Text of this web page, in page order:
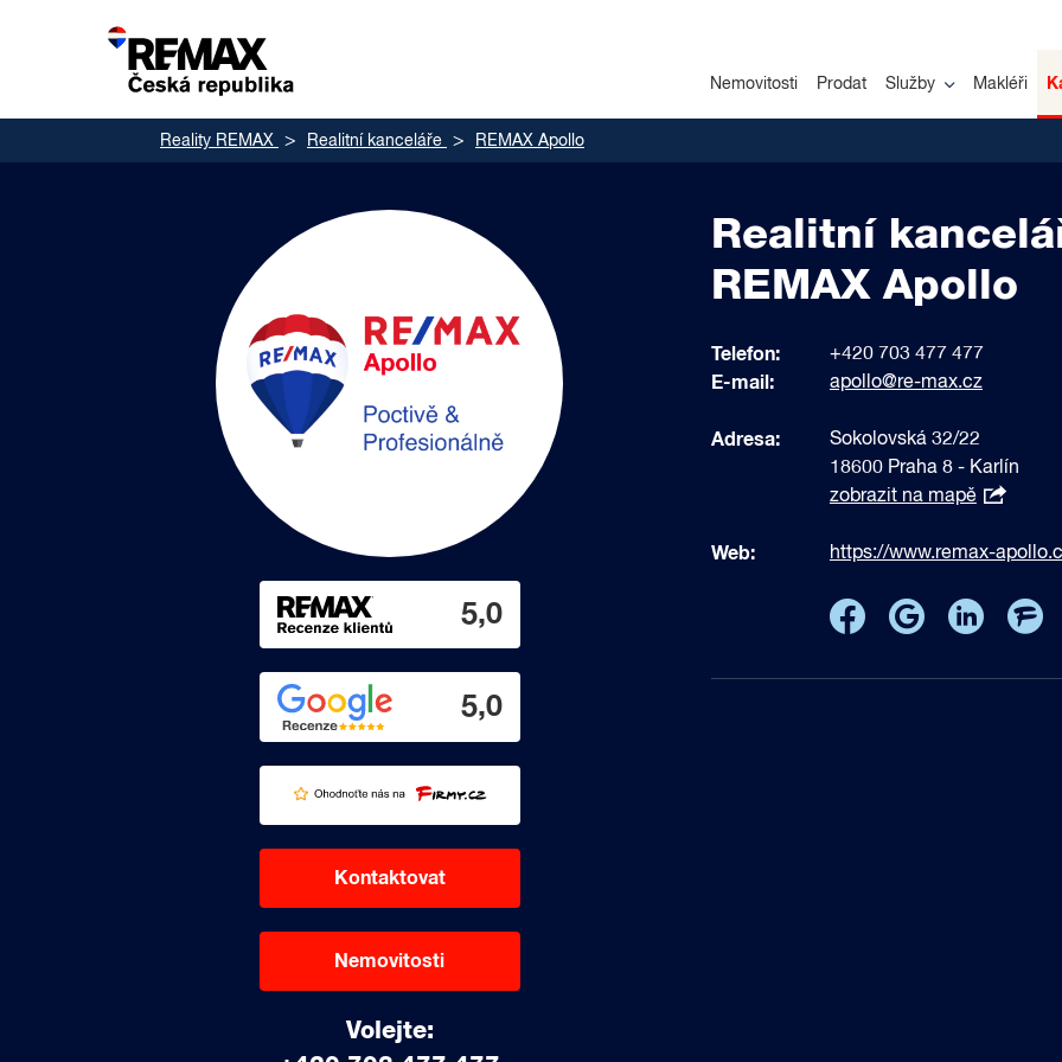
Nemovitosti Prodat Služby Makléři
Reality REMAX Realitní kanceláře REMAX Apollo
5,0
5,0
Kontaktovat
Nemovitosti
Volejte:
Realitní
REMAX Apollo
Telefon:
+420 703 477 477
E-mail:
apollo@re-max.cz
Adresa:
Sokolovská 32/22
18600 Praha 8 - Karlín
zobrazit na mapě
Web: https://www.remax-